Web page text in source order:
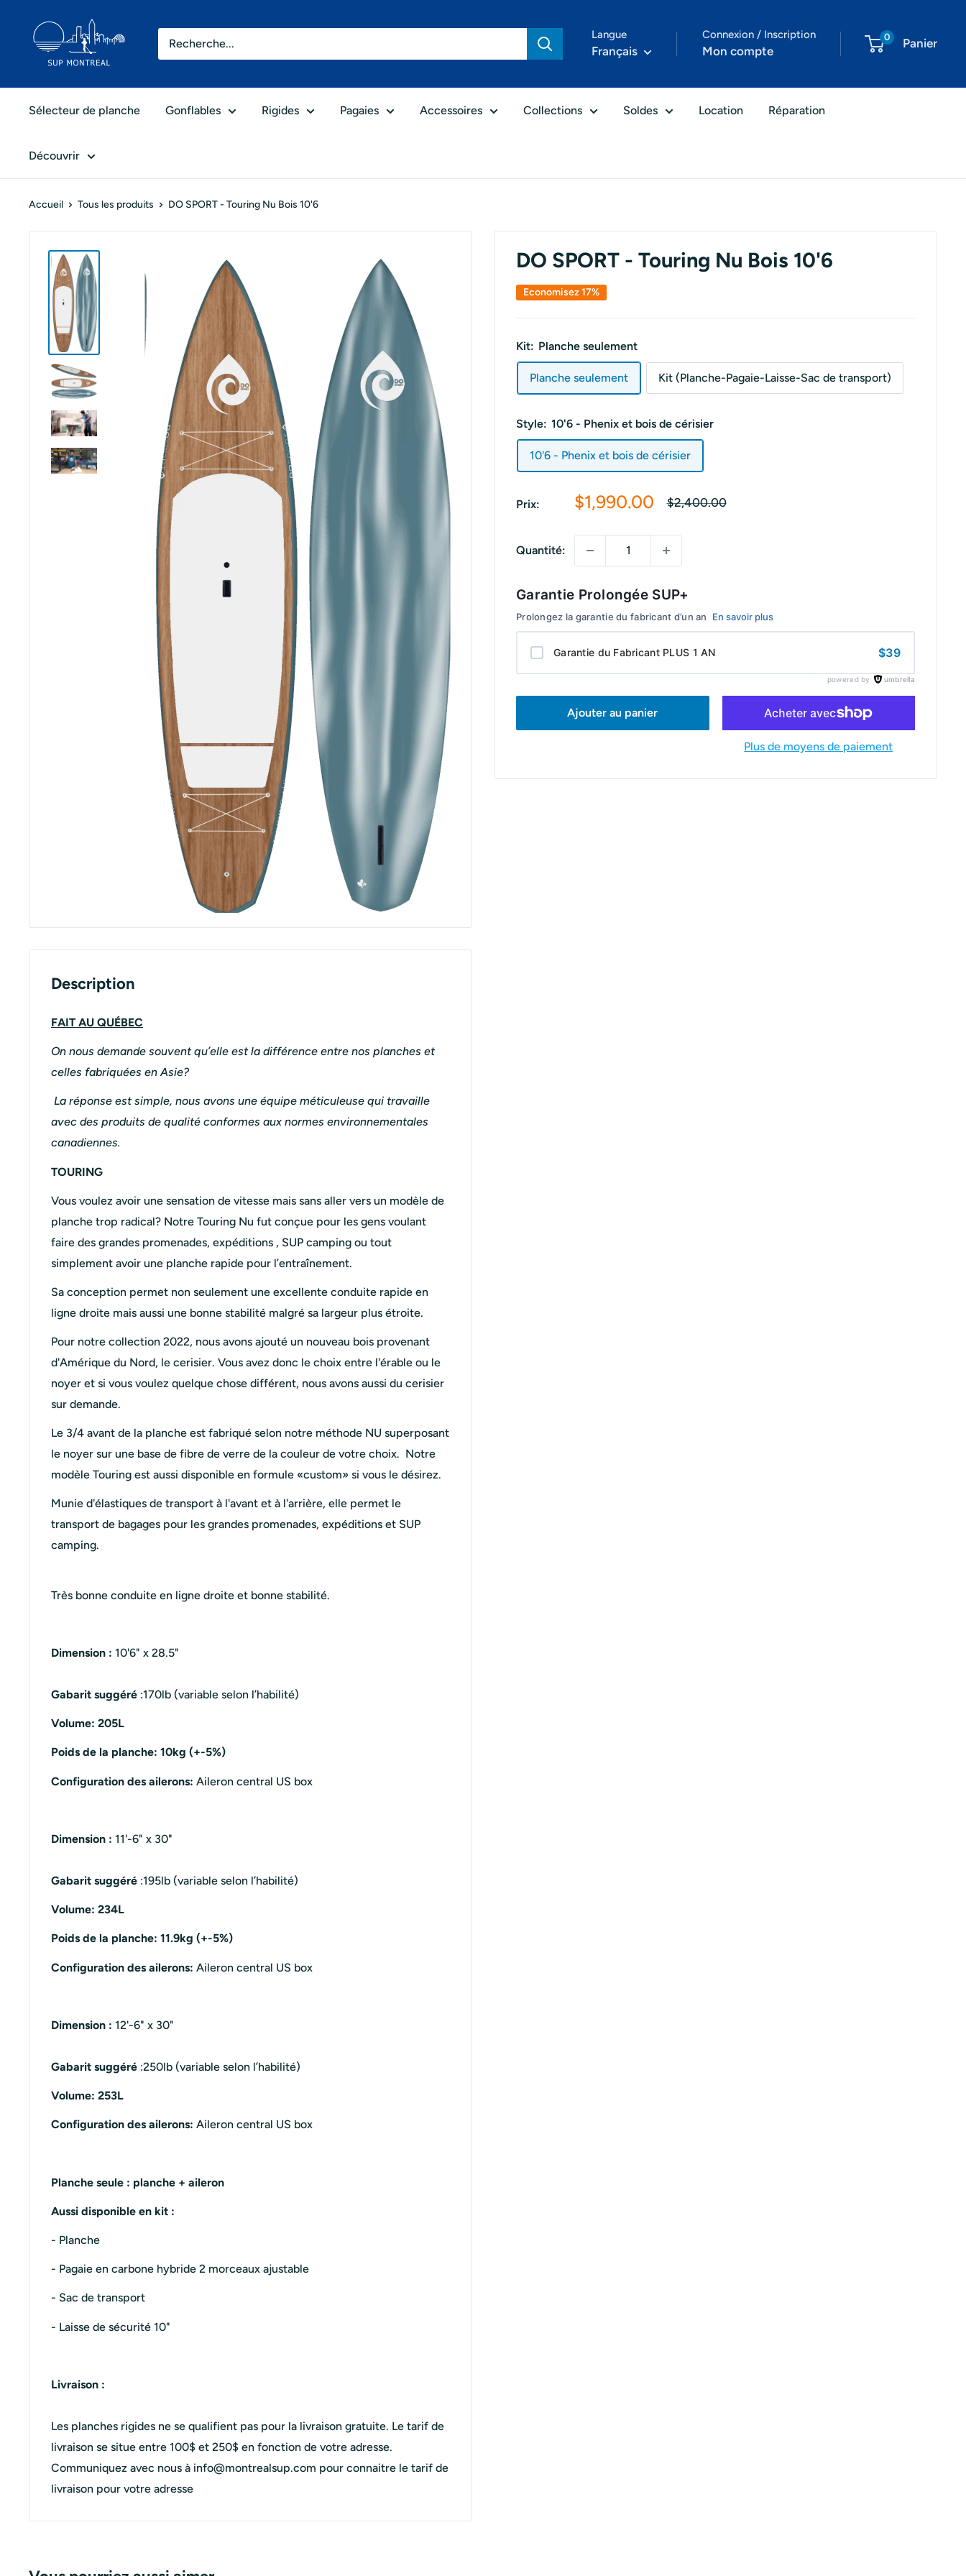
contenu
SUP
Montréal
Langue
Français
Connexion / Inscription
Mon compte
0 Panier
Sélecteur de planche Gonflables Rigides Pagaies Accessoires Collections Soldes Location Réparation
Découvrir
Accueil Tous les produits DO SPORT - Touring Nu Bois 10'6
DO SPORT - Touring Nu Bois 10'6
Economisez 17%
Kit: Planche seulement
Planche seulement Kit (Planche-Pagaie-Laisse-Sac de transport)
Style: 10'6 - Phenix et bois de cérisier
10'6 - Phenix et bois de cérisier
Prix:
Prix
$1,990.00
Prix
$2,400.00
Quantité:
Garantie Prolongée SUP+
Prolongez la garantie du fabricant d’un an En savoir plus
Garantie du Fabricant PLUS 1 AN $39
powered by umbrella
Ajouter au panier
Plus de moyens de paiement
Description
FAIT AU QUÉBEC
On nous demande souvent qu’elle est la différence entre nos planches et
celles fabriquées en Asie?
La réponse est simple, nous avons une équipe méticuleuse qui travaille
avec des produits de qualité conformes aux normes environnementales
canadiennes.
TOURING
Vous voulez avoir une sensation de vitesse mais sans aller vers un modèle de
planche trop radical? Notre Touring Nu fut conçue pour les gens voulant
faire des grandes promenades, expéditions , SUP camping ou tout
simplement avoir une planche rapide pour l’entraînement.
Sa conception permet non seulement une excellente conduite rapide en
ligne droite mais aussi une bonne stabilité malgré sa largeur plus étroite.
Pour notre collection 2022, nous avons ajouté un nouveau bois provenant
d'Amérique du Nord, le cerisier. Vous avez donc le choix entre l'érable ou le
noyer et si vous voulez quelque chose différent, nous avons aussi du cerisier
sur demande.
Le 3/4 avant de la planche est fabriqué selon notre méthode NU superposant
le noyer sur une base de fibre de verre de la couleur de votre choix. Notre
modèle Touring est aussi disponible en formule «custom» si vous le désirez.
Munie d'élastiques de transport à l'avant et à l'arrière, elle permet le
transport de bagages pour les grandes promenades, expéditions et SUP
camping.
Très bonne conduite en ligne droite et bonne stabilité.
Dimension : 10'6" x 28.5"
Gabarit suggéré :170lb (variable selon l’habilité)
Volume: 205L
Poids de la planche: 10kg (+-5%)
Configuration des ailerons: Aileron central US box
Dimension : 11'-6" x 30"
Gabarit suggéré :195lb (variable selon l’habilité)
Volume: 234L
Poids de la planche: 11.9kg (+-5%)
Configuration des ailerons: Aileron central US box
Dimension : 12'-6" x 30"
Gabarit suggéré :250lb (variable selon l’habilité)
Volume: 253L
Configuration des ailerons: Aileron central US box
Planche seule : planche + aileron
Aussi disponible en kit :
- Planche
- Pagaie en carbone hybride 2 morceaux ajustable
- Sac de transport
- Laisse de sécurité 10"
Livraison :
Les planches rigides ne se qualifient pas pour la livraison gratuite. Le tarif de
livraison se situe entre 100$ et 250$ en fonction de votre adresse.
Communiquez avec nous à info@montrealsup.com pour connaitre le tarif de
livraison pour votre adresse